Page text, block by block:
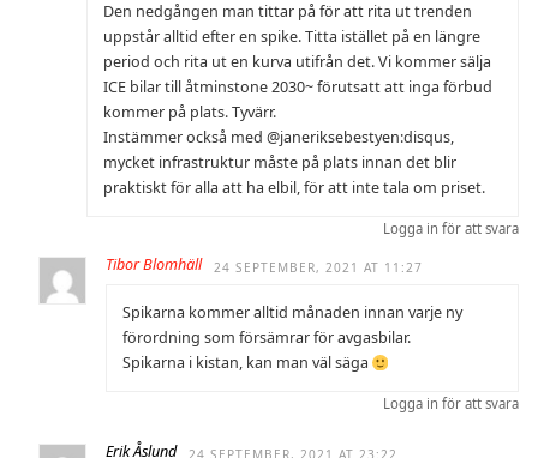
Den nedgången man tittar på för att rita ut trenden
uppstår alltid efter en spike. Titta istället på en längre
period och rita ut en kurva utifrån det. Vi kommer sälja
ICE bilar till åtminstone 2030~ förutsatt att inga förbud
kommer på plats. Tyvärr.
Instämmer också med @janeriksebestyen:disqus,
mycket infrastruktur måste på plats innan det blir
praktiskt för alla att ha elbil, för att inte tala om priset.
Logga in för att svara
Tibor Blomhäll 24 SEPTEMBER, 2021 AT 11:27
Spikarna kommer alltid månaden innan varje ny
förordning som försämrar för avgasbilar.
Spikarna i kistan, kan man väl säga
Logga in för att svara
Erik Åslund 24 SEPTEMBER, 2021 AT 23:22